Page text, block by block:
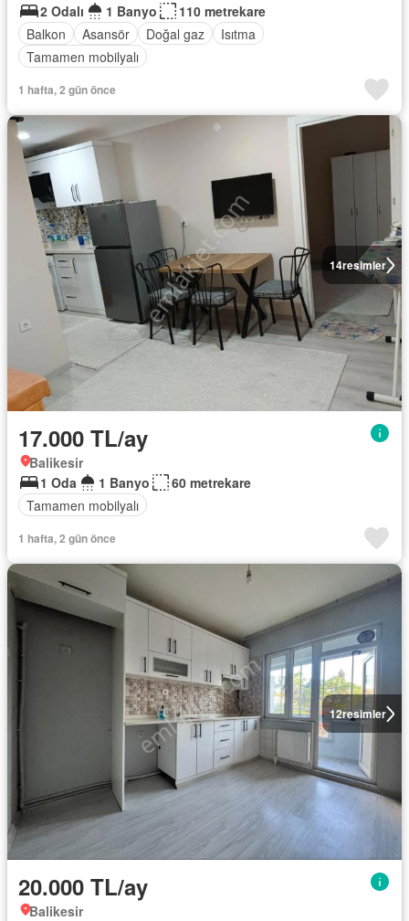
2 Odalı
1 Banyo
110 metrekare
Balkon
Asansör Doğal gaz
Isıtma
Tamamen mobilyalı
1 hafta, 2 gün önce
14resimler
17.000 TL/ay
Balikesir
1 Oda
1 Banyo
60 metrekare
Tamamen mobilyalı
1 hafta, 2 gün önce
12resimler
20.000 TL/ay
Balikesir